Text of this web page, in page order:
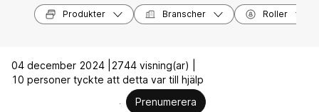
Produkter Branscher Roller
04 december 2024 |
2744 visning(ar) |
10 personer tyckte att detta var till hjälp
Prenumerera